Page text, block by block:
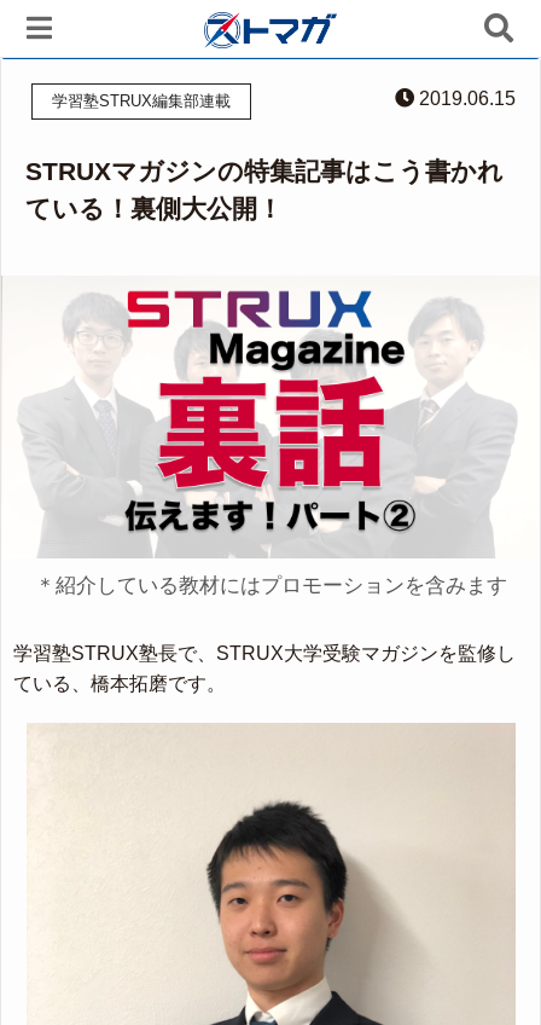
学習塾STRUX編集部連載 2019.06.15
STRUXマガジンの特集記事はこう書かれ
ている！裏側大公開！
＊紹介している教材にはプロモーションを含みます
学習塾STRUX塾長で、STRUX大学受験マガジンを監修し
ている、橋本拓磨です。